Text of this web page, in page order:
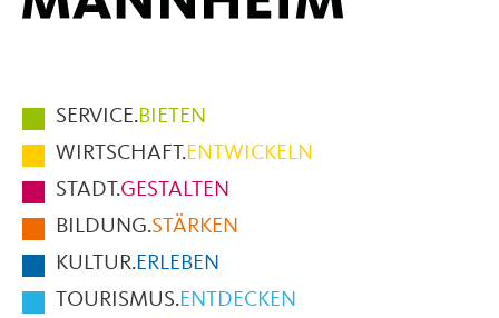
Hauptmenüpunkte
im
Fußbereich
der
Seite
SERVICE.BIETEN
WIRTSCHAFT.ENTWICKELN
STADT.GESTALTEN
BILDUNG.STÄRKEN
KULTUR.ERLEBEN
TOURISMUS.ENTDECKEN